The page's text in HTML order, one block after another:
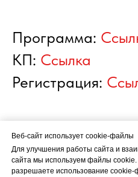
Программа:
КП: Ссылка
Регистрация:
Веб-сайт использует cookie-файлы
Для улучшения работы сайта и
сайта мы используем файлы
разрешаете использование cookie-
Веб-сайт использует cookie-файлы
Для улучшения работы сайта и
сайта мы используем файлы
разрешаете использование